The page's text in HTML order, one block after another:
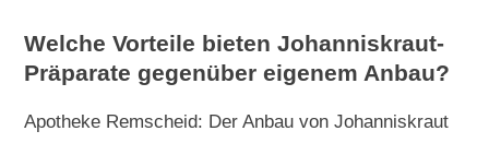
Welche Vorteile bieten Johanniskraut-
Präparate gegenüber eigenem Anbau?
Apotheke Remscheid: Der Anbau von Johanniskraut